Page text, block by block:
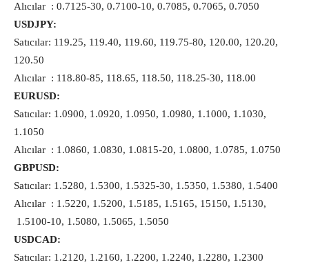
Alıcılar : 0.7125-30, 0.7100-10, 0.7085, 0.7065, 0.7050
USDJPY:
Satıcılar: 119.25, 119.40, 119.60, 119.75-80, 120.00, 120.20,
120.50
Alıcılar : 118.80-85, 118.65, 118.50, 118.25-30, 118.00
EURUSD:
Satıcılar: 1.0900, 1.0920, 1.0950, 1.0980, 1.1000, 1.1030,
1.1050
Alıcılar : 1.0860, 1.0830, 1.0815-20, 1.0800, 1.0785, 1.0750
GBPUSD:
Satıcılar: 1.5280, 1.5300, 1.5325-30, 1.5350, 1.5380, 1.5400
Alıcılar : 1.5220, 1.5200, 1.5185, 1.5165, 15150, 1.5130,
1.5100-10, 1.5080, 1.5065, 1.5050
USDCAD:
Satıcılar: 1.2120, 1.2160, 1.2200, 1.2240, 1.2280, 1.2300